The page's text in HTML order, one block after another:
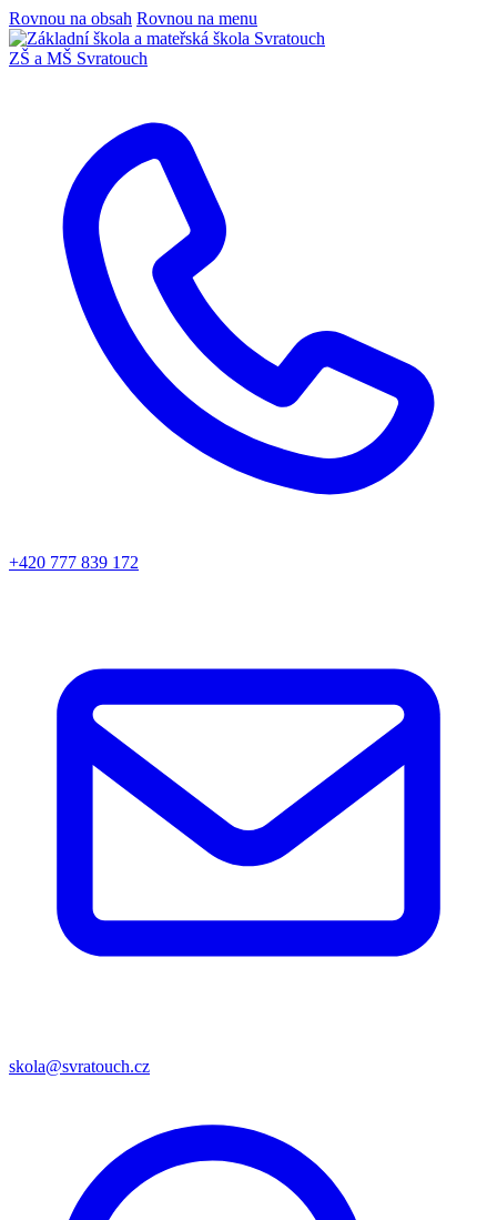
Rovnou na obsah Rovnou na menu
ZŠ a MŠ Svratouch
+420 777 839 172
skola@svratouch.cz